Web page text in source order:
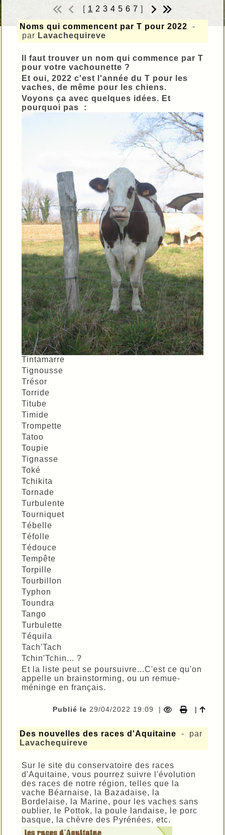
[ 1 2 3 4 5 6 7 ]
Noms qui commencent par T pour 2022
-
par Lavachequireve
Il faut trouver un nom qui commence par T
pour votre vachounette ?
Et oui, 2022 c'est l'année du T pour les
vaches, de même pour les chiens.
Voyons ça avec quelques idées. Et
pourquoi pas :
Tintamarre
Tignousse
Trésor
Torride
Titube
Timide
Trompette
Tatoo
Toupie
Tignasse
Toké
Tchikita
Tornade
Turbulente
Tourniquet
Tébelle
Téfolle
Tédouce
Tempête
Torpille
Tourbillon
Typhon
Toundra
Tango
Turbulette
Téquila
Tach'Tach
Tchin'Tchin... ?
Et la liste peut se poursuivre...C'est ce qu'on
appelle un brainstorming, ou un remue-
méninge en français.
Publié le 29/04/2022 19:09 | |
Des nouvelles des races d'Aquitaine
- par
Lavachequireve
Sur le site du conservatoire des races
d'Aquitaine, vous pourrez suivre l'évolution
des races de notre région, telles que la
vache Béarnaise, la Bazadaise, la
Bordelaise, la Marine, pour les vaches sans
oublier, le Pottok, la poule landaise, le porc
basque, la chèvre des Pyrénées, etc.